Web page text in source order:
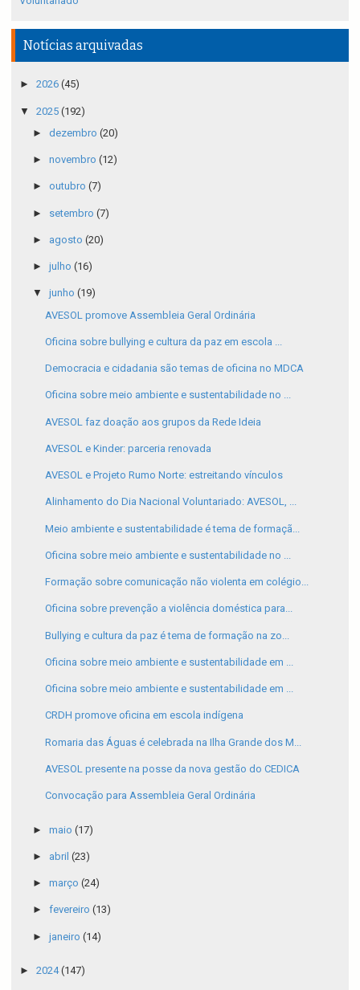
Notícias arquivadas
► 2026 (45)
▼ 2025 (192)
► dezembro (20)
► novembro (12)
► outubro (7)
► setembro (7)
► agosto (20)
► julho (16)
▼ junho (19)
AVESOL promove Assembleia Geral Ordinária
Oficina sobre bullying e cultura da paz em escola ...
Democracia e cidadania são temas de oficina no MDCA
Oficina sobre meio ambiente e sustentabilidade no ...
AVESOL faz doação aos grupos da Rede Ideia
AVESOL e Kinder: parceria renovada
AVESOL e Projeto Rumo Norte: estreitando vínculos
Alinhamento do Dia Nacional Voluntariado: AVESOL, ...
Meio ambiente e sustentabilidade é tema de formaçã...
Oficina sobre meio ambiente e sustentabilidade no ...
Formação sobre comunicação não violenta em colégio...
Oficina sobre prevenção a violência doméstica para...
Bullying e cultura da paz é tema de formação na zo...
Oficina sobre meio ambiente e sustentabilidade em ...
Oficina sobre meio ambiente e sustentabilidade em ...
CRDH promove oficina em escola indígena
Romaria das Águas é celebrada na Ilha Grande dos M...
AVESOL presente na posse da nova gestão do CEDICA
Convocação para Assembleia Geral Ordinária
► maio (17)
► abril (23)
► março (24)
► fevereiro (13)
► janeiro (14)
► 2024(147)